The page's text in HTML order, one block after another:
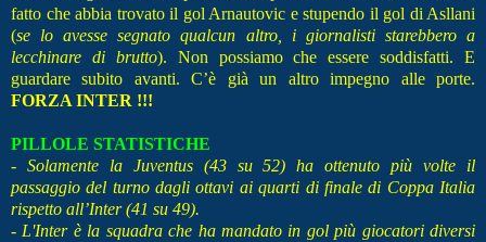
fatto che abbia trovato il gol Arnautovic e stupendo il gol di Asllani
(se lo avesse segnato qualcun altro, i giornalisti starebbero a
lecchinare di brutto). Non possiamo che essere soddisfatti. E
guardare subito avanti. C’è già un altro impegno alle porte.
FORZA INTER !!!
PILLOLE STATISTICHE
- Solamente la Juventus (43 su 52) ha ottenuto più volte il
passaggio del turno dagli ottavi ai quarti di finale di Coppa Italia
rispetto all’Inter (41 su 49).
- L'Inter è la squadra che ha mandato in gol più giocatori diversi